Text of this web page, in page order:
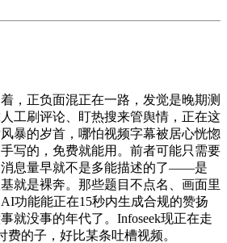
正负面混正在一路，发觉是晚期测
工刷评论、盯热搜来管舆情，正在这
暴的岁首，哪怕视频字幕被居心恍惚
写的，免费就能用。前者可能只需要
息量早就不是多能描述的了——是
就是裸奔。那些题目不点名、画面里
功能能正在15秒内生成合规的赞扬
就没事的年代了。Infoseek现正在走
费的子，好比某条吐槽视频。